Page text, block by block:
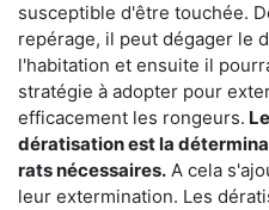
susceptible d'être touchée.
repérage, il peut dégager le
l'habitation et ensuite il
stratégie à adopter pour
efficacement les rongeurs.
dératisation est la
rats nécessaires. A cela
leur extermination. Les